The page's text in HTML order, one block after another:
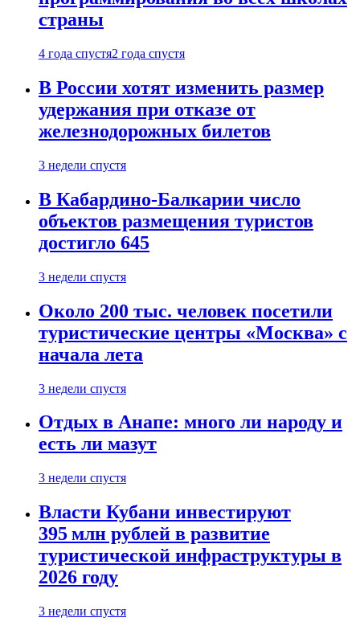
страны
4 года спустя2 года спустя
В России хотят изменить размер
удержания при отказе от
железнодорожных билетов
3 недели спустя
В Кабардино-Балкарии число
объектов размещения туристов
достигло 645
3 недели спустя
Около 200 тыс. человек посетили
туристические центры «Москва» с
начала лета
3 недели спустя
Отдых в Анапе: много ли народу и
есть ли мазут
3 недели спустя
Власти Кубани инвестируют
395 млн рублей в развитие
туристической инфраструктуры в
2026 году
3 недели спустя